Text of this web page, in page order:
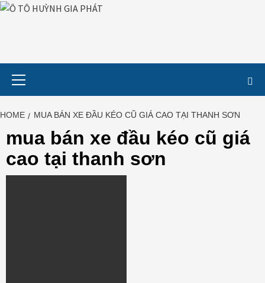
HOME MUA BÁN XE ĐẦU KÉO CŨ GIÁ CAO TẠI THANH SƠN
mua bán xe đầu kéo cũ giá
cao tại thanh sơn